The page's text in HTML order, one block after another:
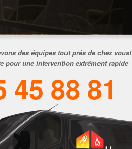
des équipes tout prés de chez vous!
pour une intervention extrêment rapide
45 88 81